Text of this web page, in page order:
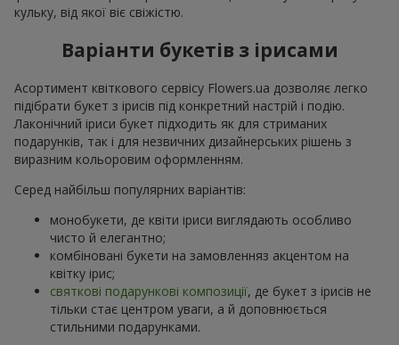
кульку, від якої віє свіжістю.
Варіанти букетів з ірисами
Асортимент квіткового сервісу Flowers.ua дозволяє легко
підібрати букет з ірисів під конкретний настрій і подію.
Лаконічний іриси букет підходить як для стриманих
подарунків, так і для незвичних дизайнерських рішень з
виразним кольоровим оформленням.
Серед найбільш популярних варіантів:
монобукети, де квіти іриси виглядають особливо
чисто й елегантно;
комбіновані букети на замовленняз акцентом на
квітку ірис;
святкові подарункові композиції, де букет з ірисів не
тільки стає центром уваги, а й доповнюється
стильними подарунками.